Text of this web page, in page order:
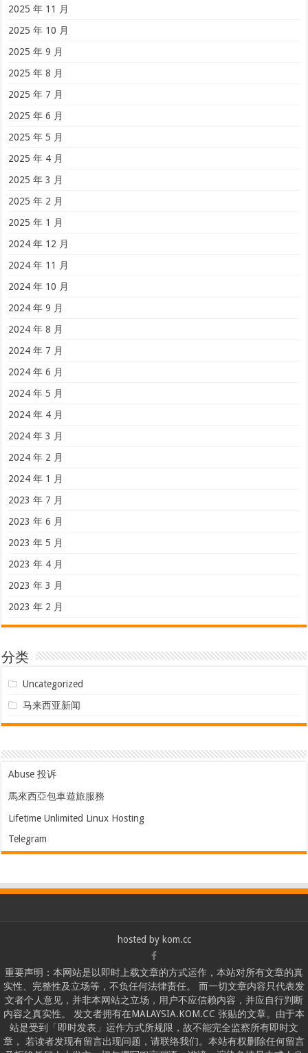
2025 年 11 月
2025 年 10 月
2025 年 9 月
2025 年 8 月
2025 年 7 月
2025 年 6 月
2025 年 5 月
2025 年 4 月
2025 年 3 月
2025 年 2 月
2025 年 1 月
2024 年 12 月
2024 年 11 月
2024 年 10 月
2024 年 9 月
2024 年 8 月
2024 年 7 月
2024 年 6 月
2024 年 5 月
2024 年 4 月
2024 年 3 月
2024 年 2 月
2024 年 1 月
2023 年 7 月
2023 年 6 月
2023 年 5 月
2023 年 4 月
2023 年 3 月
2023 年 2 月
分类
Uncategorized
马来西亚新闻
Abuse 投诉
馬來西亞包車遊旅服務
Lifetime Unlimited Linux Hosting
Telegram
hosted by kom.cc
重要声明：本网站是以即时上载文章的方式运作，本站对所有文章的真
实性、完整性及立场等，不负任何法律责任。 而一切文章内容只代表发
文者个人意见，并非本网站之立场，用户不应信赖内容，并应自行判断
内容之真实性。 发文者拥有在MALAYSIA.KOM.CC 张贴的文章。由于本
站是受到「即时发表」运作方式所规限，故不能完全监察所有即时文
章， 若读者发现有留言出现问题，请联络我们。本站有权删除任何留言